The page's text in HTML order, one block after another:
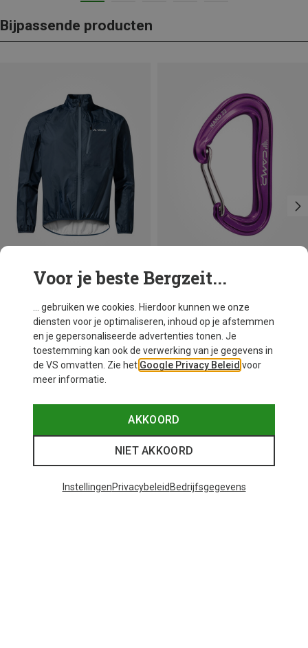
Bijpassende producten
Je bespaart 32% Je bespaart 18%
Voor je beste Bergzeit...
... gebruiken we cookies. Hierdoor kunnen we onze
diensten voor je optimaliseren, inhoud op je afstemmen
en je gepersonaliseerde advertenties tonen. Je
toestemming kan ook de verwerking van je gegevens in
de VS omvatten. Zie het Google Privacy Beleid voor
meer informatie.
AKKOORD
NIET AKKOORD
InstellingenPrivacybeleid Bedrijfsgegevens